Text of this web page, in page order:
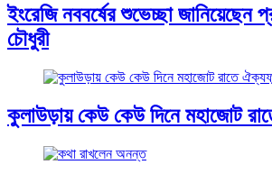
ইংরেজি নববর্ষের শুভেচ্ছা জানিয়েছেন
চৌধুরী
কুলাউড়ায় কেউ কেউ দিনে মহাজোট